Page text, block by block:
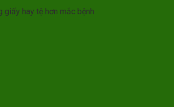
hay tệ hơn mắc bệnh